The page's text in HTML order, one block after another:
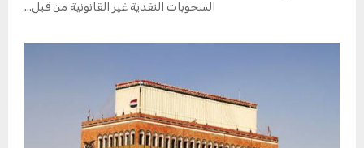
السحوبات النقدية غير القانونية من قبل...